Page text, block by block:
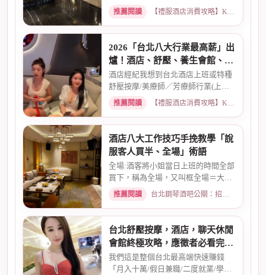
喝酒介紹。從基本消費、包廂...
推薦閱讀 【禮服酒店消費攻略】KTV喝酒娛樂、價格試算 · 2026-03-16
2026「台北八大行業最高薪」出
爐！酒店、舒壓、養生會館、經
紀人推薦
酒店經紀我想到台北酒店上班或特種
舒壓按摩/美療師／芳療師行業(上班
天數可自選) 特種行業工作也...
推薦閱讀 【禮服酒店消費攻略】KTV喝酒娛樂、價格試算 · 2026-01-15
酒店八大工作技巧手挽教學「說
服客人買半、全場」術語
全場:酒客將小姐當日上班的時間全部
買下，稱為全場，又叫框全場＝大框
＝外全酒店買框送s外全多少...
推薦閱讀 台北鋼琴酒吧公關：招募條件與工作環境介紹 · 2026-03-26
台北舒壓按摩，酒店，聊天休閒
會館終極攻略，應徵者必看完整
指南
我們這是整個台北最高端快速賺錢
「月入十萬/假日兼職/二度就業/學生